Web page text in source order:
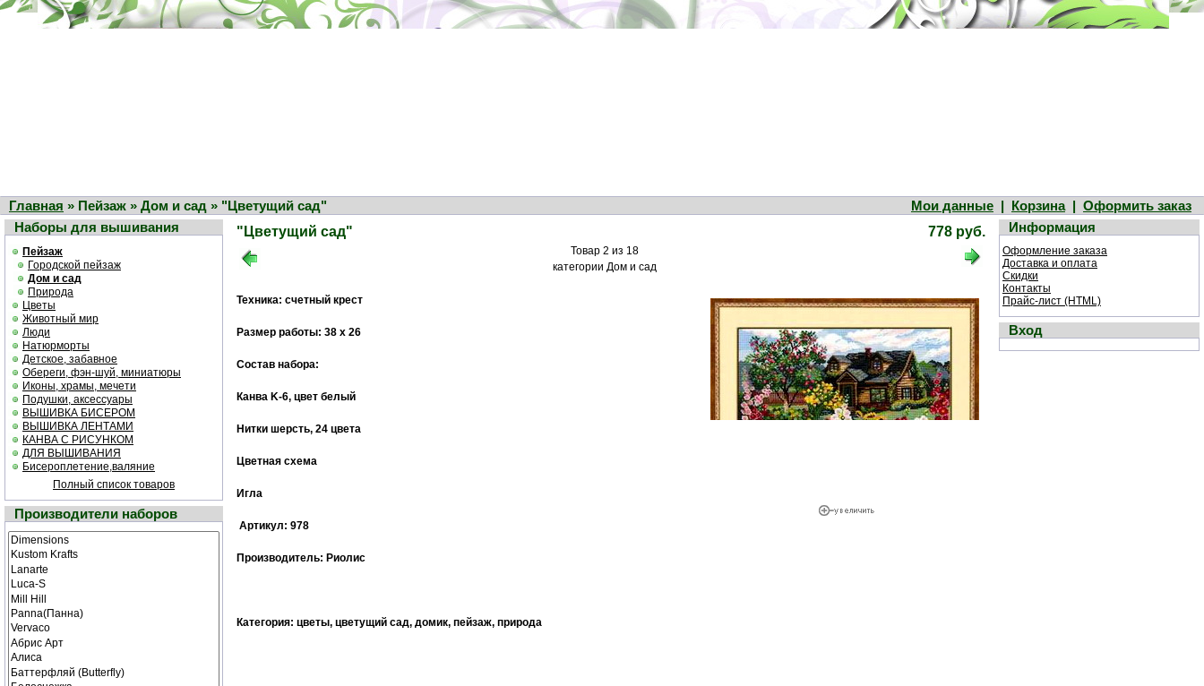
Главная » Пейзаж » Дом и сад » "Цветущий сад" Мои данные | Корзина| Оформить заказ
Наборы для вышивания
Пейзаж
Городской пейзаж
Дом и сад
Природа
Цветы
Животный мир
Люди
Натюрморты
Детское, забавное
Обереги, фэн-шуй, миниатюры
Иконы, храмы, мечети
Подушки, аксессуары
ВЫШИВКА БИСЕРОМ
ВЫШИВКА ЛЕНТАМИ
КАНВА С РИСУНКОМ
ДЛЯ ВЫШИВАНИЯ
Бисероплетение,валяние
Полный список товаров
Производители наборов
"Цветущий сад" 778 руб.
Товар 2 из 18
категории Дом и сад
Техника: счетный крест
Размер работы: 38 х 26
Состав набора:
Канва K-6, цвет белый
Нитки шерсть, 24 цвета
Цветная cхема
Игла
Артикул: 978
Производитель: Риолис
Категория: цветы, цветущий сад, домик, пейзаж, природа
Информация
Оформление заказа
Доставка и оплата
Скидки
Контакты
Прайс-лист (HTML)
Вход